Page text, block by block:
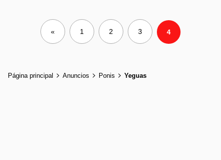
« 1 2 3 4
Página principal Anuncios Ponis Yeguas